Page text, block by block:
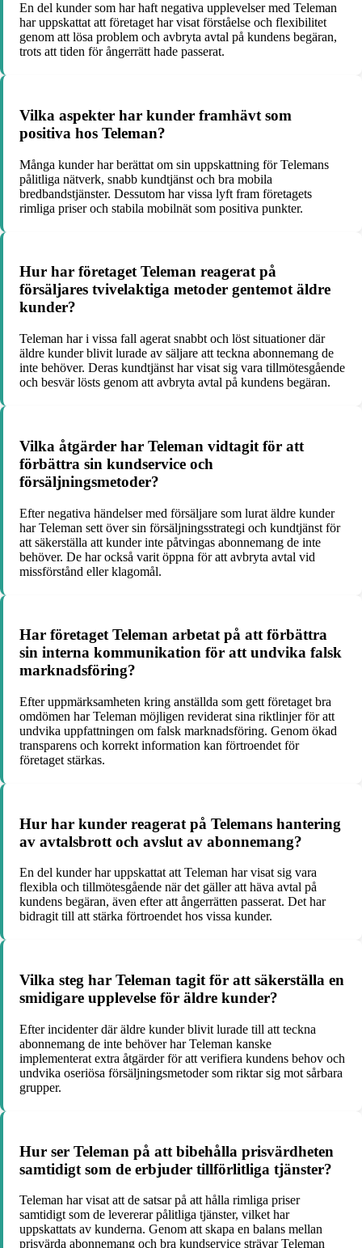
En del kunder som har haft negativa upplevelser med Teleman
har uppskattat att företaget har visat förståelse och flexibilitet
genom att lösa problem och avbryta avtal på kundens begäran,
trots att tiden för ångerrätt hade passerat.
Vilka aspekter har kunder framhävt som
positiva hos Teleman?
Många kunder har berättat om sin uppskattning för Telemans
pålitliga nätverk, snabb kundtjänst och bra mobila
bredbandstjänster. Dessutom har vissa lyft fram företagets
rimliga priser och stabila mobilnät som positiva punkter.
Hur har företaget Teleman reagerat på
försäljares tvivelaktiga metoder gentemot äldre
kunder?
Teleman har i vissa fall agerat snabbt och löst situationer där
äldre kunder blivit lurade av säljare att teckna abonnemang de
inte behöver. Deras kundtjänst har visat sig vara tillmötesgående
och besvär lösts genom att avbryta avtal på kundens begäran.
Vilka åtgärder har Teleman vidtagit för att
förbättra sin kundservice och
försäljningsmetoder?
Efter negativa händelser med försäljare som lurat äldre kunder
har Teleman sett över sin försäljningsstrategi och kundtjänst för
att säkerställa att kunder inte påtvingas abonnemang de inte
behöver. De har också varit öppna för att avbryta avtal vid
missförstånd eller klagomål.
Har företaget Teleman arbetat på att förbättra
sin interna kommunikation för att undvika falsk
marknadsföring?
Efter uppmärksamheten kring anställda som gett företaget bra
omdömen har Teleman möjligen reviderat sina riktlinjer för att
undvika uppfattningen om falsk marknadsföring. Genom ökad
transparens och korrekt information kan förtroendet för
företaget stärkas.
Hur har kunder reagerat på Telemans hantering
av avtalsbrott och avslut av abonnemang?
En del kunder har uppskattat att Teleman har visat sig vara
flexibla och tillmötesgående när det gäller att häva avtal på
kundens begäran, även efter att ångerrätten passerat. Det har
bidragit till att stärka förtroendet hos vissa kunder.
Vilka steg har Teleman tagit för att säkerställa en
smidigare upplevelse för äldre kunder?
Efter incidenter där äldre kunder blivit lurade till att teckna
abonnemang de inte behöver har Teleman kanske
implementerat extra åtgärder för att verifiera kundens behov och
undvika oseriösa försäljningsmetoder som riktar sig mot sårbara
grupper.
Hur ser Teleman på att bibehålla prisvärdheten
samtidigt som de erbjuder tillförlitliga tjänster?
Teleman har visat att de satsar på att hålla rimliga priser
samtidigt som de levererar pålitliga tjänster, vilket har
uppskattats av kunderna. Genom att skapa en balans mellan
prisvärda abonnemang och bra kundservice strävar Teleman